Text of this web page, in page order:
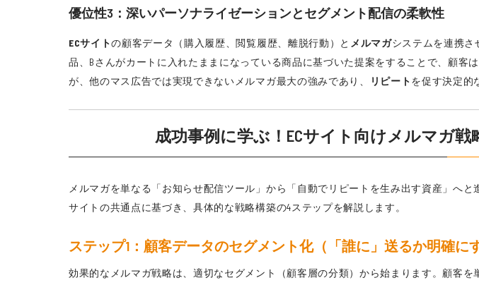
優位性3：深いパーソナライゼーションとセグメント配信の柔軟性
ECサイトの顧客データ（購入履歴、閲覧履歴、離脱行動）と メルマガシステムを連携さ
品、Bさんがカートに入れたままになっている商品に基づいた提案をすることで、顧
が、他のマス広告では実現できないメルマガ最大の強みであり、
リピートを促す決定的
成功事例に学ぶ！ECサイト向けメルマガ
メルマガを単なる「お知らせ配信ツール」から「自動でリピートを生み出す資産」へ
サイトの共通点に基づき、具体的な戦略構築の4ステップを解説します。
ステップ1：顧客データのセグメント化（「誰に」送るか明確にす
効果的なメルマガ戦略は、適切なセグメント（顧客層の分類）から始まります。顧客